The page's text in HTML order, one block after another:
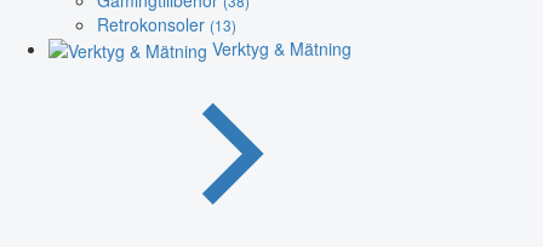
Retrokonsoler (13)
Verktyg & Mätning